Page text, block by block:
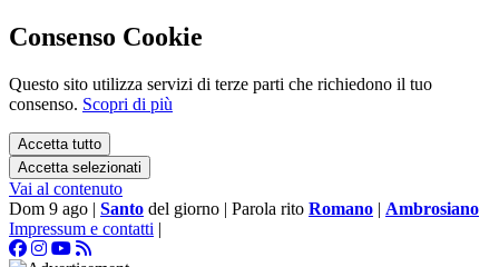
Consenso Cookie
Questo sito utilizza servizi di terze parti che richiedono il tuo
consenso. Scopri di più
Accetta tutto
Accetta selezionati
Vai al contenuto
Dom 9 ago | Santo del giorno | Parola rito Romano | Ambrosiano
Impressum e contatti |